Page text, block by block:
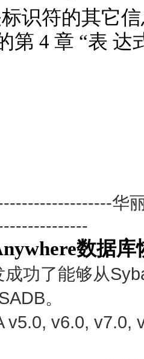
识符的其它
第 4 章 “表 达
华
数据
成功了能够从
。
v5.0, v6.0, v7.0,